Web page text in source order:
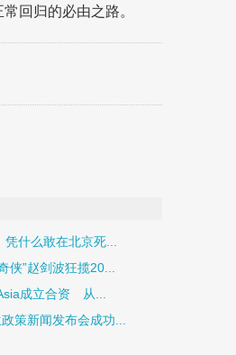
回归的必由之路。
什么敢在北京死...
侠”赵剑波狂揽20...
成立合资 从...
策新闻发布会成功...